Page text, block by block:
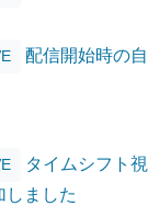
配信開始時の
タイムシフト
しました